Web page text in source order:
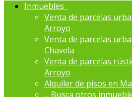
Inmuebles
Venta de parcelas
Arroyo
Venta de parcelas
Chavela
Venta de parcelas
Arroyo
Alquiler de pisos en
... Busca otros